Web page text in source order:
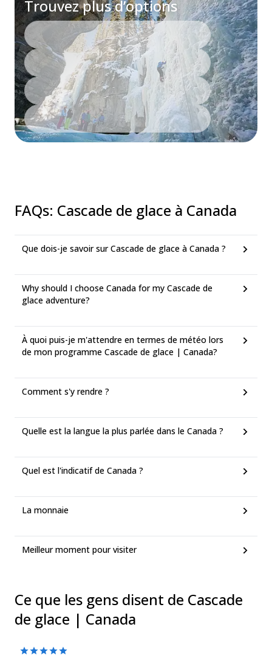
Trouvez plus d’options
FAQs: Cascade de glace à Canada
Que dois-je savoir sur Cascade de glace à Canada ?
Why should I choose Canada for my Cascade de
glace adventure?
À quoi puis-je m'attendre en termes de météo lors
de mon programme Cascade de glace | Canada?
Comment s'y rendre ?
Quelle est la langue la plus parlée dans le Canada ?
Quel est l'indicatif de Canada ?
La monnaie
Meilleur moment pour visiter
Ce que les gens disent de Cascade
de glace | Canada